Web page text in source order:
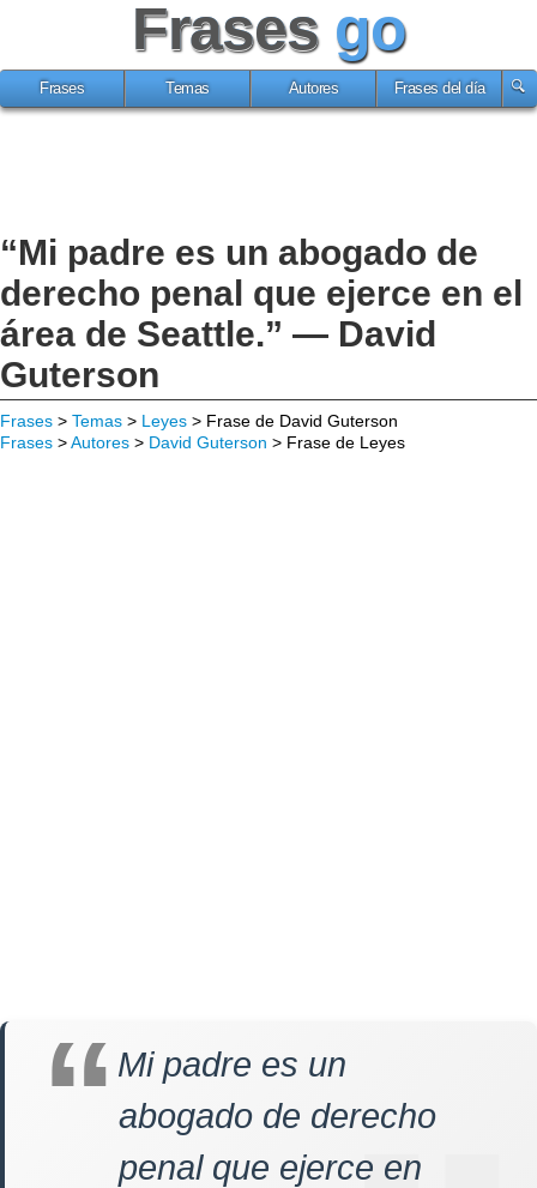
Frases go
Frases Temas Autores Frases del día
“Mi padre es un abogado de
derecho penal que ejerce en el
área de Seattle.” — David
Guterson
Frases > Temas > Leyes > Frase de David Guterson
Frases >Autores > David Guterson > Frase de Leyes
Mi padre es un
abogado de derecho
penal que ejerce en